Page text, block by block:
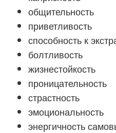
общительность
приветливость
способность к
болтливость
жизнестойкость
проницательность
страстность
эмоциональность
энергичность